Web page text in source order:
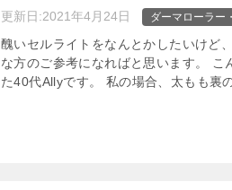
更新日:2021年4月24日 ダーマローラー
醜いセルライトをなんとかしたいけど
な方のご参考になればと思います。 こ
た40代Allyです。 私の場合、太もも裏